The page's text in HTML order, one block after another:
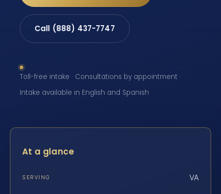
Call (888) 437-7747
Toll-free intake · Consultations by appointment ·
Intake available in English and Spanish
At a glance
SERVING VA